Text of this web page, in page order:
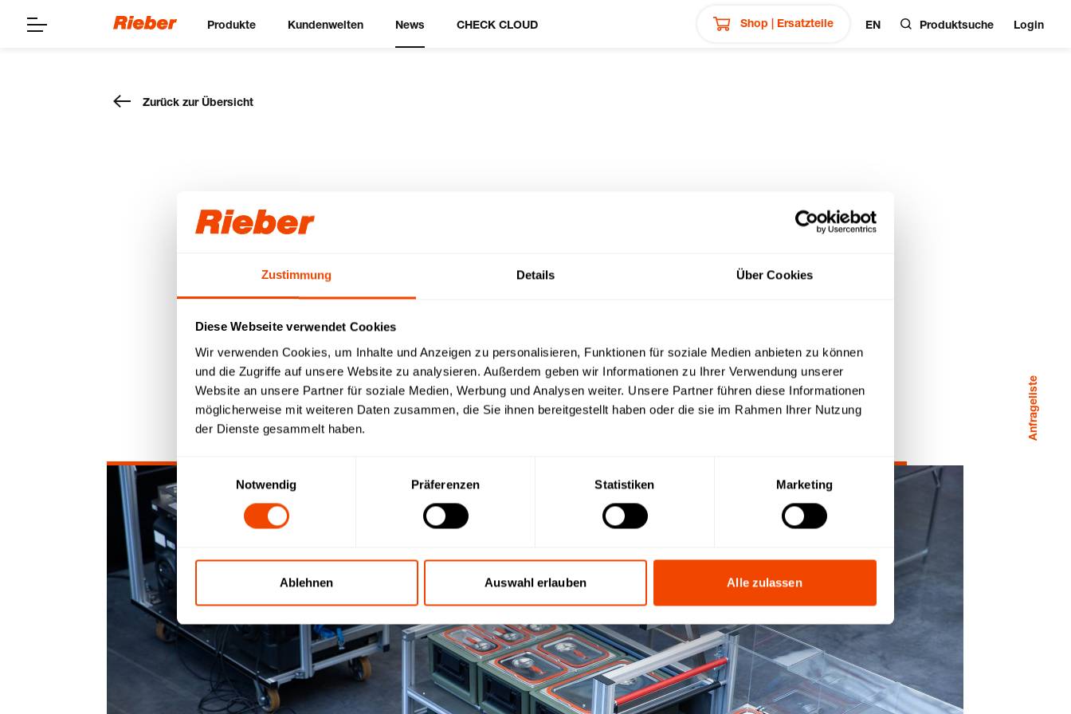
Zustimmung Details Über Cookies
Diese Webseite verwendet Cookies
Wir verwenden Cookies, um Inhalte und Anzeigen zu personalisieren, Funktionen für soziale Medien anbieten zu können
und die Zugriffe auf unsere Website zu analysieren. Außerdem geben wir Informationen zu Ihrer Verwendung unserer
Website an unsere Partner für soziale Medien, Werbung und Analysen weiter. Unsere Partner führen diese Informationen
möglicherweise mit weiteren Daten zusammen, die Sie ihnen bereitgestellt haben oder die sie im Rahmen Ihrer Nutzung
der Dienste gesammelt haben.
Einwilligungsauswahl
Notwendig
Präferenzen Statistiken Marketing
Ablehnen Auswahl erlauben Alle zulassen
Produkte Kundenwelten News CHECK CLOUD Shop | Ersatzteile EN Produktsuche Login
Zurück zur Übersicht
Rieber zeigt Küchentechnologie für
BOS-Fahrzeuge auf der RETTmobil
2025
Pressemitteilungen 08.05.2025
Anfrageliste